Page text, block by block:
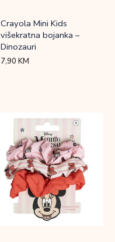
Crayola Mini Kids
višekratna bojanka –
Dinozauri
7,90KM